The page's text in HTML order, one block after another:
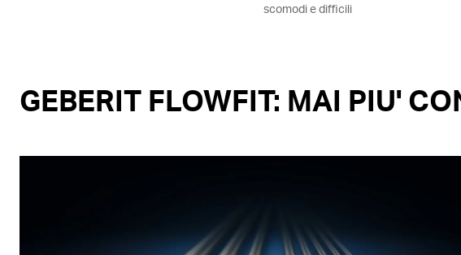
scomodi e difficili
GEBERIT FLOWFIT: MAI PIU'